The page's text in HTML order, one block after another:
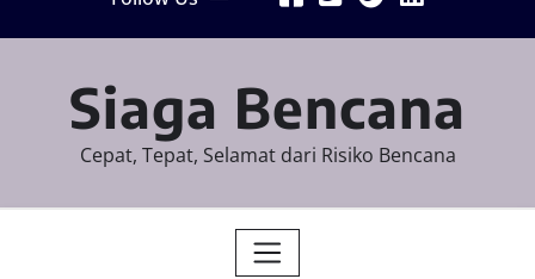
Siaga Bencana
Cepat, Tepat, Selamat dari Risiko Bencana